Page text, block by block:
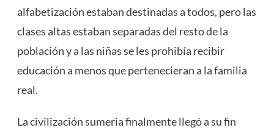
alfabetización estaban destinadas a todos, pero las
clases altas estaban separadas del resto de la
población y a las niñas se les prohibía recibir
educación a menos que pertenecieran a la familia
real.
La civilización sumeria finalmente llegó a su fin